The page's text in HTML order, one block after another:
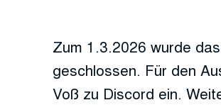
Zum 1.3.2026 wurde
geschlossen. Für den
Voß zu Discord ein.